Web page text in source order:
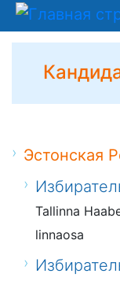
Эстонская
Tallinna
linnaosa